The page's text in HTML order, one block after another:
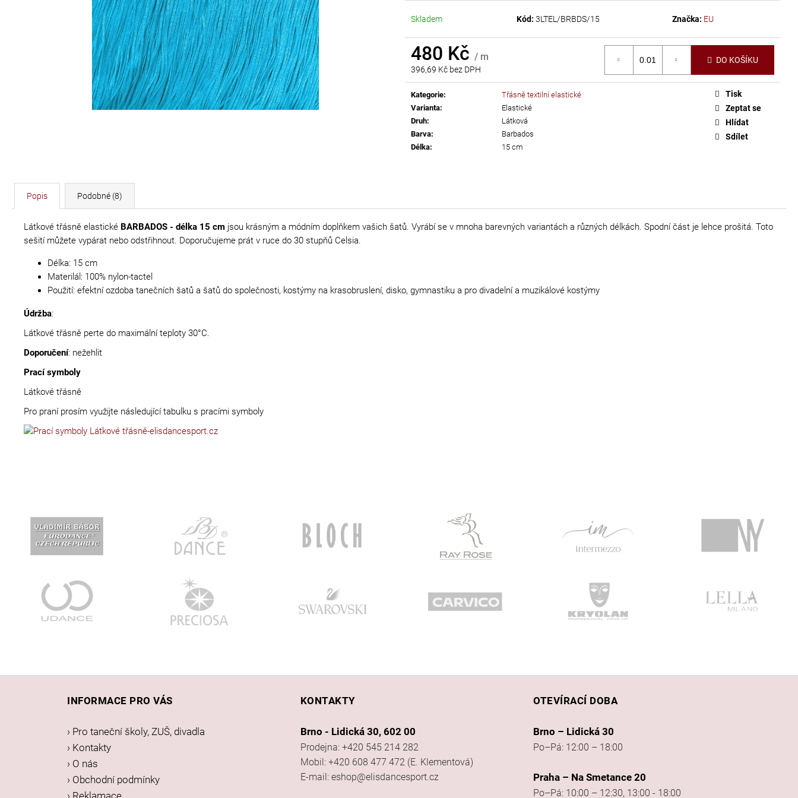
Skladem Kód: 3LTEL/BRBDS/15 Značka: EU
480 Kč / m
396,69 Kč bez DPH
Měrná
cena:
DO KOŠÍKU
Kategorie:
Třásně textilní elastické
Varianta:
Elastické
Druh:
Látková
Barva:
Barbados
Délka: 15 cm
Tisk
Zeptat se
Hlídat
Sdílet
Popis Podobné (8)
Látkové třásně elastické BARBADOS - délka 15 cm jsou krásným a módním doplňkem vašich šatů. Vyrábí se v mnoha barevných variantách a různých délkách. Spodní část je lehce prošitá. Toto
sešití můžete vypárat nebo odstřihnout. Doporučujeme prát v ruce do 30 stupňů Celsia.
Délka: 15 cm
Materilál: 100% nylon-tactel
Použití: efektní ozdoba tanečních šatů a šatů do společnosti, kostýmy na krasobruslení, disko, gymnastiku a pro divadelní a muzikálové kostýmy
Údržba:
Látkové třásně perte do maximální teploty 30°C.
Doporučení: nežehlit
Prací symboly
Látkové třásně
Pro praní prosím využijte následující tabulku s pracími symboly
DÉLKA 30 CM
620 Kč
AB
299 Kč
INFORMACE PRO VÁS
› Pro taneční školy, ZUŠ, divadla
› Kontakty
› O nás
› Obchodní podmínky
KONTAKTY
Brno - Lidická 30, 602 00
Prodejna: +420 545 214 282
Mobil: +420 608 477 472 (E. Klementová)
E-mail: eshop@elisdancesport.cz
OTEVÍRACÍ DOBA
Brno – Lidická 30
Po–Pá: 12:00 – 18:00
Praha – Na Smetance 20
Po–Pá: 10:00 – 12:30, 13:00 - 18:00